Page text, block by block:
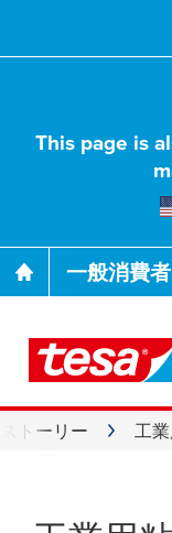
This page is
一般消費
ストーリー 工